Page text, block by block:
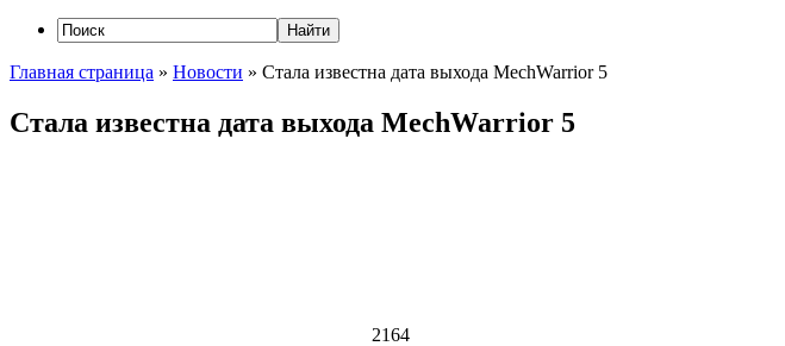
Главная страница » Новости » Стала известна дата выхода MechWarrior 5
Стала известна дата выхода MechWarrior 5
2164